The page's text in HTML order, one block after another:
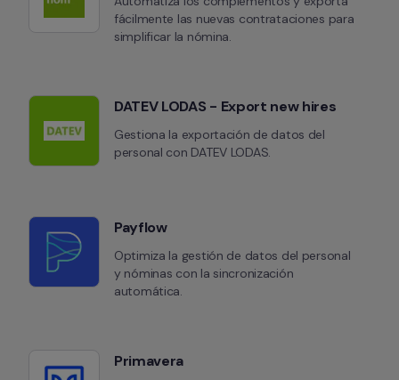
fácilmente las nuevas contrataciones para
simplificar la nómina.
DATEV LODAS - Export new hires
Gestiona la exportación de datos del
personal con DATEV LODAS.
Payflow
Optimiza la gestión de datos del personal
y nóminas con la sincronización
automática.
Primavera